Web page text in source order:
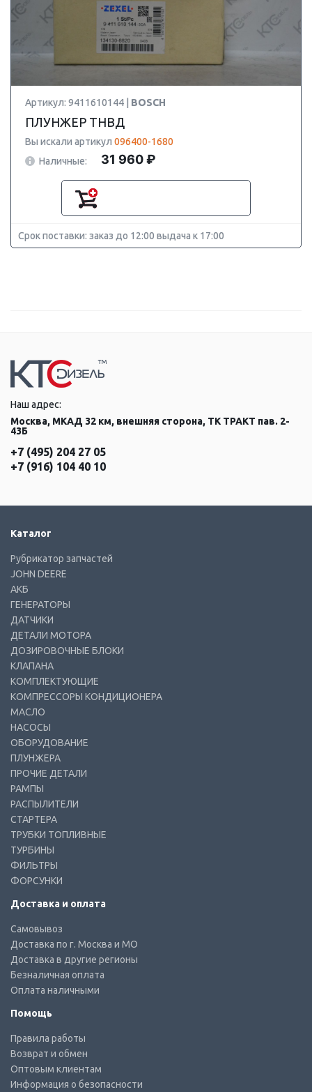
Артикул: 9411610144 | BOSCH
ПЛУНЖЕР ТНВД
Вы искали артикул 096400-1680
Наличные:
31 960 ₽
Срок поставки: заказ до 12:00 выдача к 17:00
Наш адрес:
Москва, МКАД 32 км, внешняя сторона, ТК ТРАКТ пав. 2-
43Б
+7 (495) 204 27 05
+7 (916) 104 40 10
Каталог
Рубрикатор запчастей
JOHN DEERE
АКБ
ГЕНЕРАТОРЫ
ДАТЧИКИ
ДЕТАЛИ МОТОРА
ДОЗИРОВОЧНЫЕ БЛОКИ
КЛАПАНА
КОМПЛЕКТУЮЩИЕ
КОМПРЕССОРЫ КОНДИЦИОНЕРА
МАСЛО
НАСОСЫ
ОБОРУДОВАНИЕ
ПЛУНЖЕРА
ПРОЧИЕ ДЕТАЛИ
РАМПЫ
РАСПЫЛИТЕЛИ
СТАРТЕРА
ТРУБКИ ТОПЛИВНЫЕ
ТУРБИНЫ
ФИЛЬТРЫ
ФОРСУНКИ
Доставка и оплата
Самовывоз
Доставка по г. Москва и МО
Доставка в другие регионы
Безналичная оплата
Оплата наличными
Помощь
Правила работы
Возврат и обмен
Оптовым клиентам
Информация о безопасности